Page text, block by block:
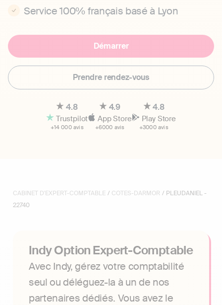
Service 100% français basé à Lyon
Démarrer
Prendre rendez-vous
4.8
Trustpilot
+14 000 avis
4.9
App Store
+6000 avis
4.8
Play Store
+3000 avis
CABINET D'EXPERT-COMPTABLE / COTES-DARMOR / PLEUDANIEL -
22740
Indy Option Expert-Comptable
Avec Indy, gérez votre comptabilité
seul ou déléguez-la à un de nos
partenaires dédiés. Vous avez le